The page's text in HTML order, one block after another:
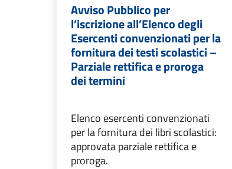
Avviso Pubblico per
l’iscrizione all’Elenco degli
Esercenti convenzionati per la
fornitura dei testi scolastici –
Parziale rettifica e proroga
dei termini
Elenco esercenti convenzionati
per la fornitura dei libri scolastici:
approvata parziale rettifica e
proroga.